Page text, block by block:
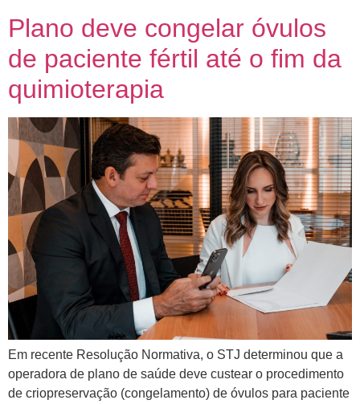
Plano deve congelar óvulos
de paciente fértil até o fim da
quimioterapia
Em recente Resolução Normativa, o STJ determinou que a
operadora de plano de saúde deve custear o procedimento
de criopreservação (congelamento) de óvulos para paciente